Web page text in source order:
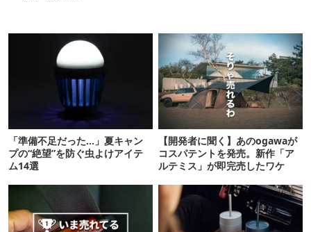
「準備不足だった…」夏キャン
プの“絶望”を防ぐ虫よけアイテ
ム14選
【開発者に聞く】あのogawaが
コスパテントを発売。新作「ア
ルテミス」が即完売したワケ